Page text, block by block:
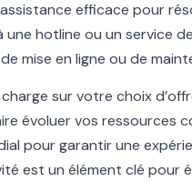
efficace pour
une hotline ou un service
mise en ligne ou de
sur votre choix
évoluer vos ressources
pour garantir une
est un élément clé